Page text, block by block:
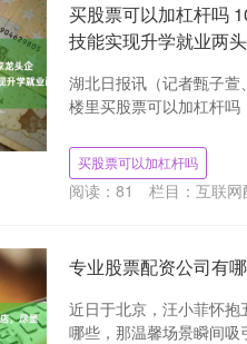
买股票可以加杠杆吗
技能实现升学就业两头
湖北日报讯（记者甄子
楼里买股票可以加杠杆
买股票可以加杠杆吗
阅读： 81 栏目： 互联
专业股票配资公司有
近日于北京，汪小菲怀
哪些，那温馨场景瞬间